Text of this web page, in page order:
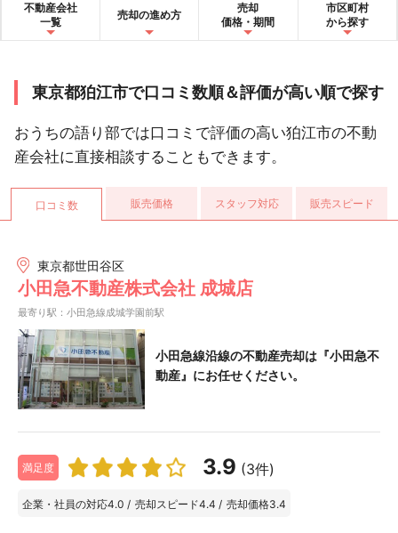
不動産会社
一覧
売却の進め方
売却
価格・期間
市区町村
から探す
東京都狛江市で口コミ数順＆評価が高い順で探す
おうちの語り部では口コミで評価の高い狛江市の不動
産会社に直接相談することもできます。
口コミ数 販売価格 スタッフ対応 販売スピード
東京都世田谷区
小田急不動産株式会社 成城店
最寄り駅：小田急線成城学園前駅
小田急線沿線の不動産売却は『小田急不
動産』にお任せください。
満足度 3.9 (3件)
企業・社員の対応4.0 / 売却スピード4.4 / 売却価格3.4